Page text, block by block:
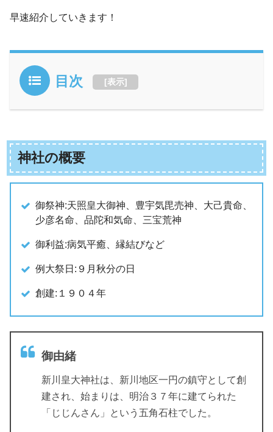
早速紹介していきます！
目次 [表示]
神社の概要
御祭神:天照皇大御神、豊宇気毘売神、大己貴命、
少彦名命、品陀和気命、三宝荒神
御利益:病気平癒、縁結びなど
例大祭日:９月秋分の日
創建:１９０４年
御由緒
新川皇大神社は、新川地区一円の鎮守として創
建され、始まりは、明治３７年に建てられた
「じじんさん」という五角石柱でした。